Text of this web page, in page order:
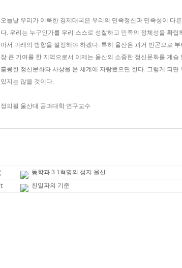
오늘날 우리가 이룩한 경제대국은 우리의 민족정신과 민족성이 다
다. 우리는 누구인가를 우리 스스로 성찰하고 민족의 정체성을 확
아서 미래의 방향을 설정해야 하겠다. 특히 울산은 과거 빈곤으로
장 큰 기여를 한 지역으로서 이제는 울산의 소중한 정신문화를 계
훌륭한 정신문화와 사상을 온 세계에 자랑했으면 한다. 그렇게 되면
있지는 않을 것이다.
정의필 울산대 공과대학 연구교수
동학과 3.1혁명의 성지 울산
친일파의 기준